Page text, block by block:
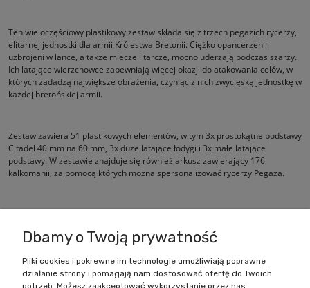
Ten wieloczęściowy plastikowy zestaw składa się z trzech pegazich rycerzy,
elitarnej jednostki dla armii Królestwa Bretonii. Ciężko opancerzeni i
uzbrojeni w lance, a także miecze i tarcze, mocno uderzają podczas szarży.
Ich latające wierzchowce zapewniają więcej okazji do atakowania celów, w
których zadadzą największe obrażenia, czyniąc z nich zwycięską jednostkę w
każdej bretońskiej armii.
Zestaw zawiera 51 plastikowych elementów, w tym 3x prostokątne podstawy
Citadel 40 mm na 60 mm, 3x duże latające łodygi i 3x małe latające
podstawy. W zestawie znajduje się również arkusz zawierający 176
kalkomanii, za pomocą których można spersonalizować rycerzy Pegaza.
Zakupy
Dbamy o Twoją prywatność
Pliki cookies i pokrewne im technologie umożliwiają poprawne
działanie strony i pomagają nam dostosować ofertę do Twoich
potrzeb. Możesz zaakceptować wykorzystanie przez nas